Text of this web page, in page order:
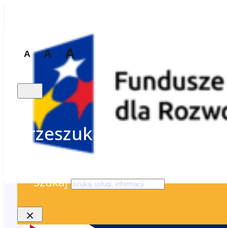
A A A
Przeszukaj stronę
Szukaj
×